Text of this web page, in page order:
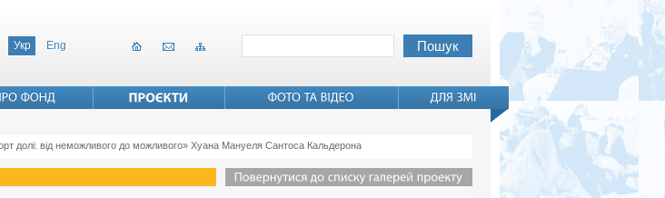
Укр Eng
долі: від неможливого до можливого» Хуана Мануеля Сантоса Кальдерона